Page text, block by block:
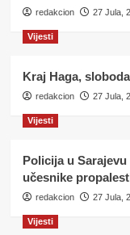
redakcion 27 Jula,
Vijesti
Kraj Haga,
redakcion 27 Jula,
Vijesti
Policija u
učesnike
redakcion 27 Jula,
Vijesti